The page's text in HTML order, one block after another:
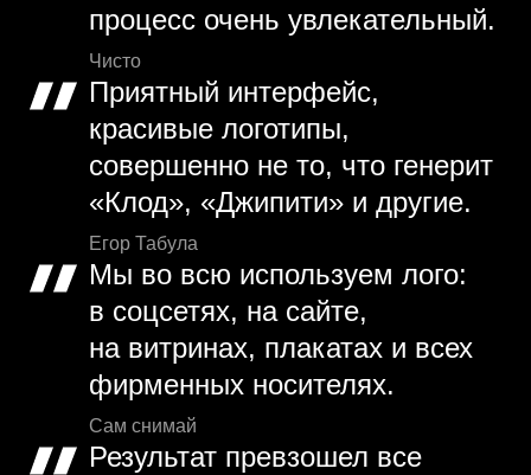
процесс очень увлекательный.
Чисто
Приятный интерфейс,
красивые логотипы,
совершенно не то, что генерит
«Клод», «Джипити» и другие.
Егор Табула
Мы во всю используем лого:
в соцсетях, на сайте,
на витринах, плакатах и всех
фирменных носителях.
Сам снимай
Результат превзошел все